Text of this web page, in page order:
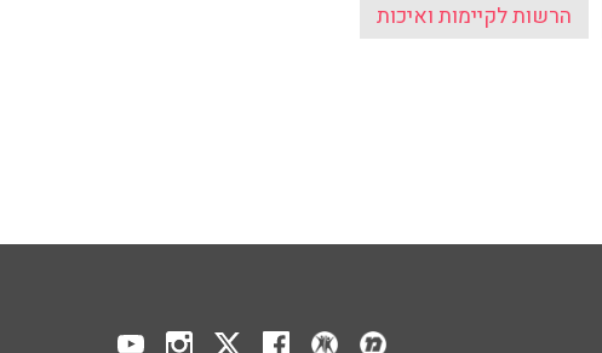
הרשות לקיימות ואיכות